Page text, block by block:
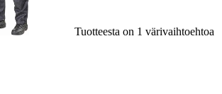
Tuotteesta on 1 värivaihtoehtoa